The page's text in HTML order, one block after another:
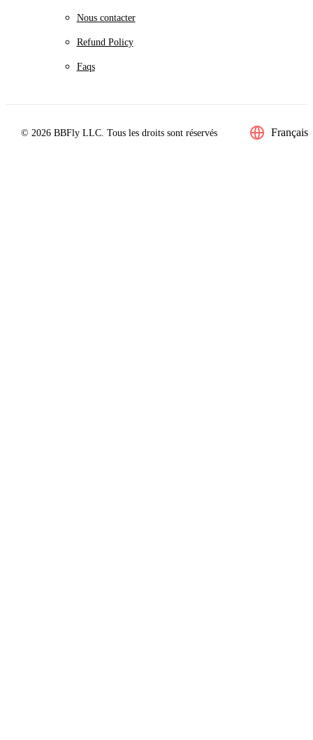
Nous contacter
Refund Policy
Faqs
© 2026 BBFly LLC. Tous les droits sont réservés Français